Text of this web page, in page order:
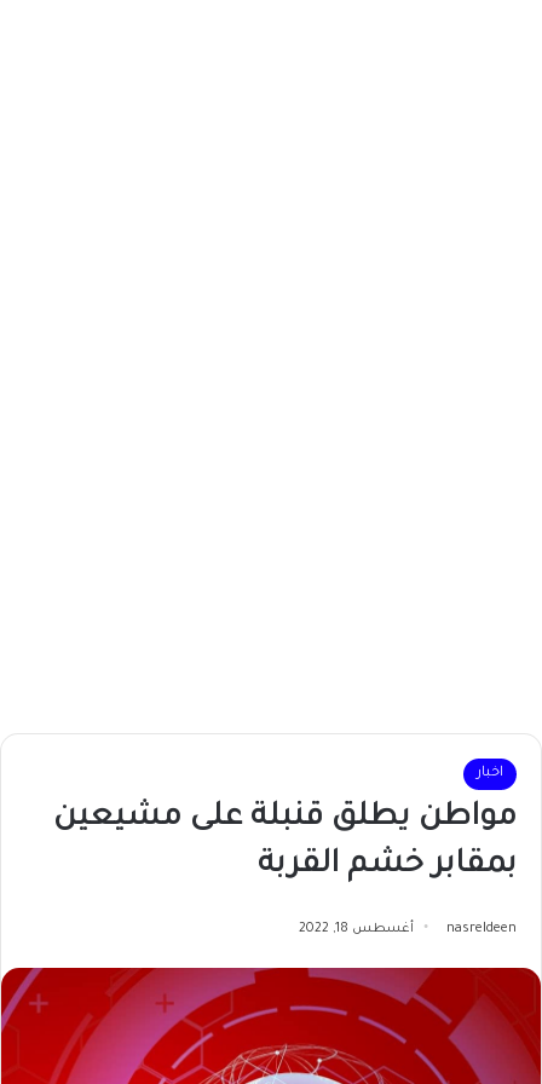
اخبار
مواطن يطلق قنبلة على مشيعين
بمقابر خشم القربة
nasreldeen أغسطس 18, 2022